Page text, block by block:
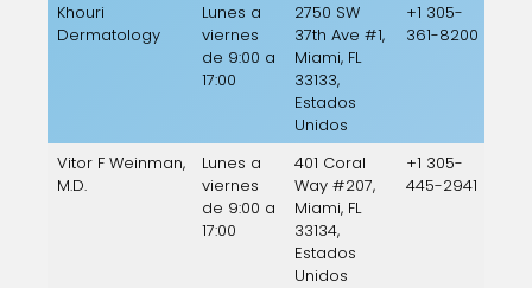
Khouri
Dermatology
Lunes a
viernes
de 9:00 a
17:00
2750 SW
37th Ave #1,
Miami, FL
33133,
Estados
Unidos
+1 305-
361-8200
Vitor F Weinman,
M.D.
Lunes a
viernes
de 9:00 a
17:00
401 Coral
Way #207,
Miami, FL
33134,
Estados
Unidos
+1 305-
445-2941